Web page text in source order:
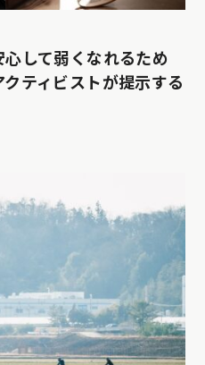
して弱くなれるため
ティビストが提示する